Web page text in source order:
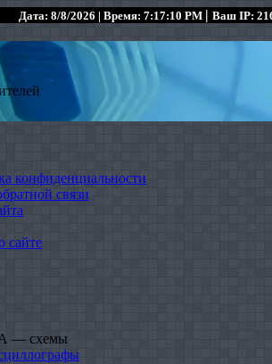
Дата: 8/8/2026 | Время: 7:17:10 PM | Ваш IP:
конфиденциальности
связи
сайте
— схемы